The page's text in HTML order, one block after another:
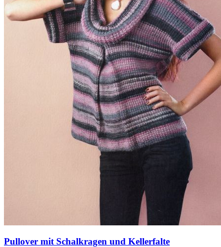
Pullover mit Schalkragen und Kellerfalte